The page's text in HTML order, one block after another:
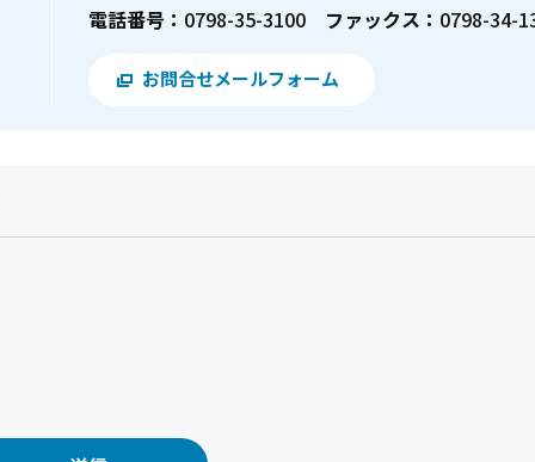
電話番号： 0798-35-3100 ファックス： 0798-34-
お問合せメールフォーム